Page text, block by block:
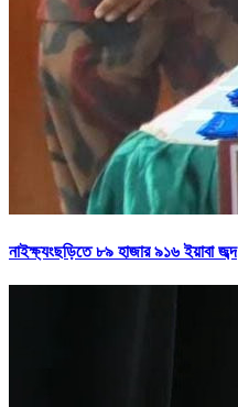
নাইক্ষ্যংছড়িতে ৮৯ হাজার ৯১৬ ইয়াবা জব্দ